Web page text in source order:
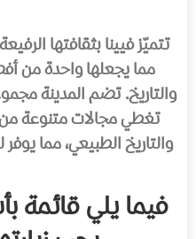
تتميّز فيينا بثقافتها
مما يجعلها واحدة من
والتاريخ. تضم المدينة
تغطي مجالات متنوعة من
والتاريخ الطبيعي، مما يوفر
فيما يلي قائمة